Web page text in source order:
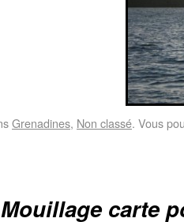
Grenadines, Non classé. Vous
Mouillage carte